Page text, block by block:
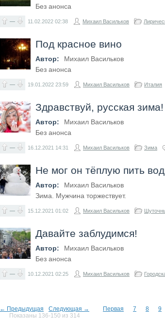
Без анонса
— 11.02.2022 02:38 Михаил Васильков
Под красное вино
Автор:
Михаил Васильков
Без анонса
— 19.01.2022 23:59 Михаил Васильков Италия
Здравствуй, русская зима!
Автор:
Михаил Васильков
Без анонса
— 16.12.2021 14:31 Михаил Васильков Зима
Не мог он тёплую пить
Автор:
Михаил Васильков
Зима. Мужчина торжествует.
— 15.12.2021 01:02 Михаил Васильков
Давайте заблудимся!
Автор:
Михаил Васильков
Без анонса
— 10.12.2021 02:25 Михаил Васильков
← Предыдущая Следующая → Первая 7 8 9
Показаны 136-150 из 314